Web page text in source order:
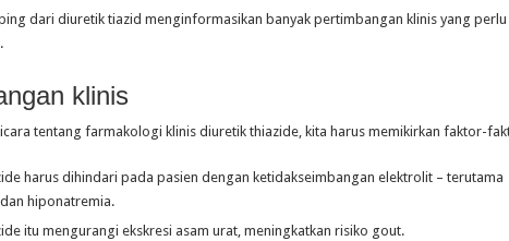
dari diuretik tiazid menginformasikan banyak pertimbangan klinis yang perlu
klinis
tentang farmakologi klinis diuretik thiazide, kita harus memikirkan faktor-
harus dihindari pada pasien dengan ketidakseimbangan elektrolit – terutama
hiponatremia.
itu mengurangi ekskresi asam urat, meningkatkan risiko gout.